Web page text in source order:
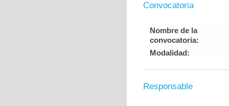
Convocatoria
Nombre de la
convocatoria:
Modalidad:
Responsable